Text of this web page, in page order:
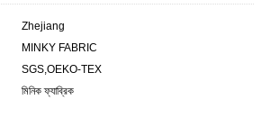
Zhejiang
MINKY FABRIC
SGS,OEKO-TEX
মিনিক ফ্যাব্রিক